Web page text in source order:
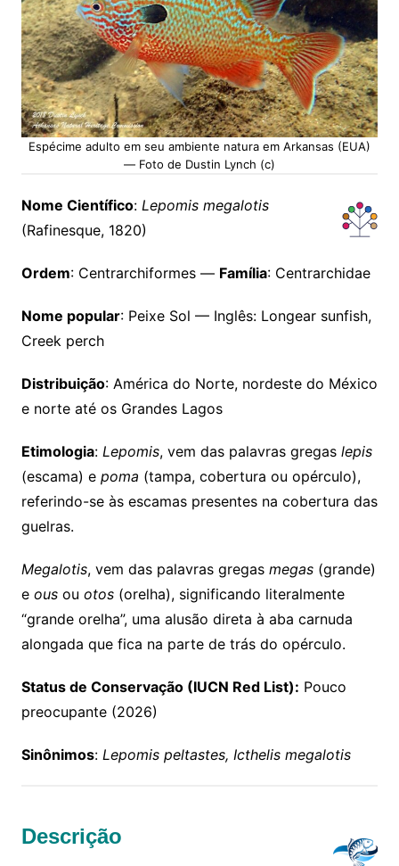
Espécime adulto em seu ambiente natura em Arkansas (EUA)
— Foto de Dustin Lynch (c)
Nome Científico: Lepomis megalotis
(Rafinesque, 1820)
Ordem: Centrarchiformes — Família: Centrarchidae
Nome popular: Peixe Sol — Inglês: Longear sunfish,
Creek perch
Distribuição: América do Norte, nordeste do México
e norte até os Grandes Lagos
Etimologia: Lepomis, vem das palavras gregas lepis
(escama) e poma (tampa, cobertura ou opérculo),
referindo-se às escamas presentes na cobertura das
guelras.
Megalotis, vem das palavras gregas megas(grande)
e ousou otos(orelha), significando literalmente
“grande orelha”, uma alusão direta à aba carnuda
alongada que fica na parte de trás do opérculo.
Status de Conservação (IUCN Red List): Pouco
preocupante (2026)
Sinônimos: Lepomis peltastes, Icthelis megalotis
Descrição